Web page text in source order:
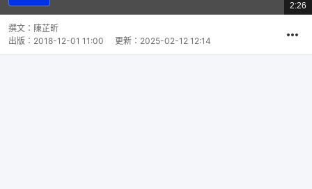
總
共
2:26
撰文： 陳芷昕
出版： 2018-12-01 11:00 更新： 2025-02-12 12:14